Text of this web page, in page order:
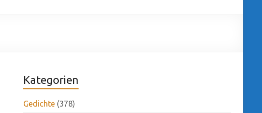
Kategorien
Gedichte (378)